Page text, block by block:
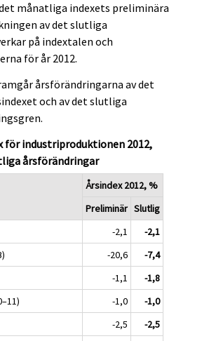
månatliga indexets preliminära
av det slutliga
på indextalen och
för år 2012.
årsförändringarna av det
och av det slutliga
för industriproduktionen 2012,
årsförändringar
Årsindex 2012, %
Preliminär Slutlig
-2,1
-2,1
-20,6
-7,4
-1,1
-1,8
-1,0
-1,0
-2,5
-2,5